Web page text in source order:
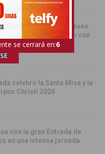
el Centro de Ocio ‘Paseo
su histórica conexión con
celebró la Santa Misa y la
Christi 2026
con la gran Entrada de
en una intensa jornada
se cerrará en:4